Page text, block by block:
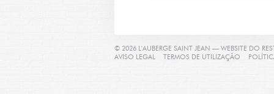
© 2026 L'AUBERGE SAINT JEAN — WEBSITE DO
AVISO LEGAL ((ABRE NUMA NOVA JANELA))
TERMOS DE UTILIZAÇÃO ((ABRE